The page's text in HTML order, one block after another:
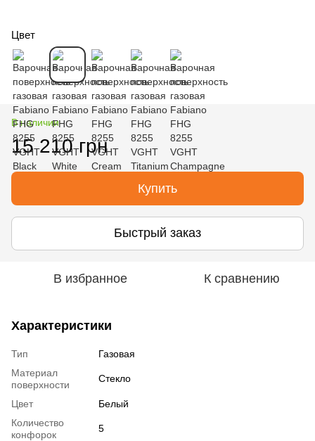
Цвет
В наличии
15 210 грн
Купить
Быстрый заказ
В избранное К сравнению
Характеристики
Тип
Газовая
Материал
поверхности
Стекло
Цвет
Белый
Количество
конфорок
5